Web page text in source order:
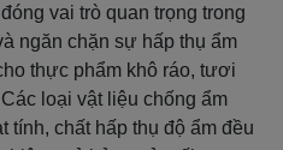
vai trò quan trọng trong
ngăn chặn sự hấp thụ ẩm
thực phẩm khô ráo, tươi
loại vật liệu chống ẩm
tính, chất hấp thụ độ ẩm đều